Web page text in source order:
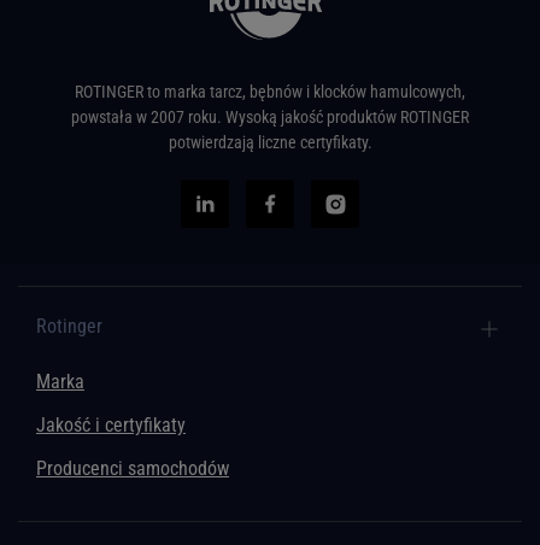
ROTINGER to marka tarcz, bębnów i klocków hamulcowych,
powstała w 2007 roku. Wysoką jakość produktów ROTINGER
potwierdzają liczne certyfikaty.
Rotinger
Marka
Jakość i certyfikaty
Producenci samochodów